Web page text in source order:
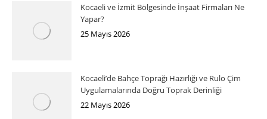
Kocaeli ve İzmit Bölgesinde İnşaat Firmaları Ne
Yapar?
25 Mayıs 2026
Kocaeli’de Bahçe Toprağı Hazırlığı ve Rulo Çim
Uygulamalarında Doğru Toprak Derinliği
22 Mayıs 2026